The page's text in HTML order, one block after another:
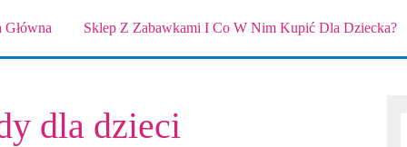
Główna Sklep Z Zabawkami I Co W Nim Kupić Dla Dziecka?
dla dzieci